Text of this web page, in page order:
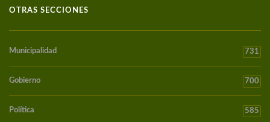
OTRAS SECCIONES
Municipalidad 731
Gobierno 700
Política 585